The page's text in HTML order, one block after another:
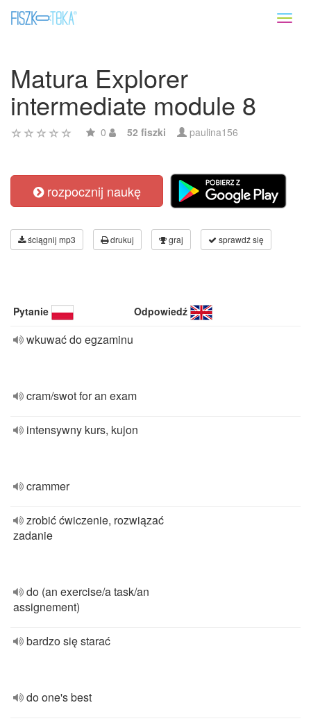
Matura Explorer
intermediate module 8
0 52 fiszki paulina156
rozpocznij naukę
ściągnij mp3 drukuj graj sprawdź się
Pytanie Odpowiedź
wkuwać do egzaminu
cram/swot for an exam
intensywny kurs, kujon
crammer
zrobić ćwiczenie, rozwiązać
zadanie
do (an exercise/a task/an
assignement)
bardzo się starać
do one's best